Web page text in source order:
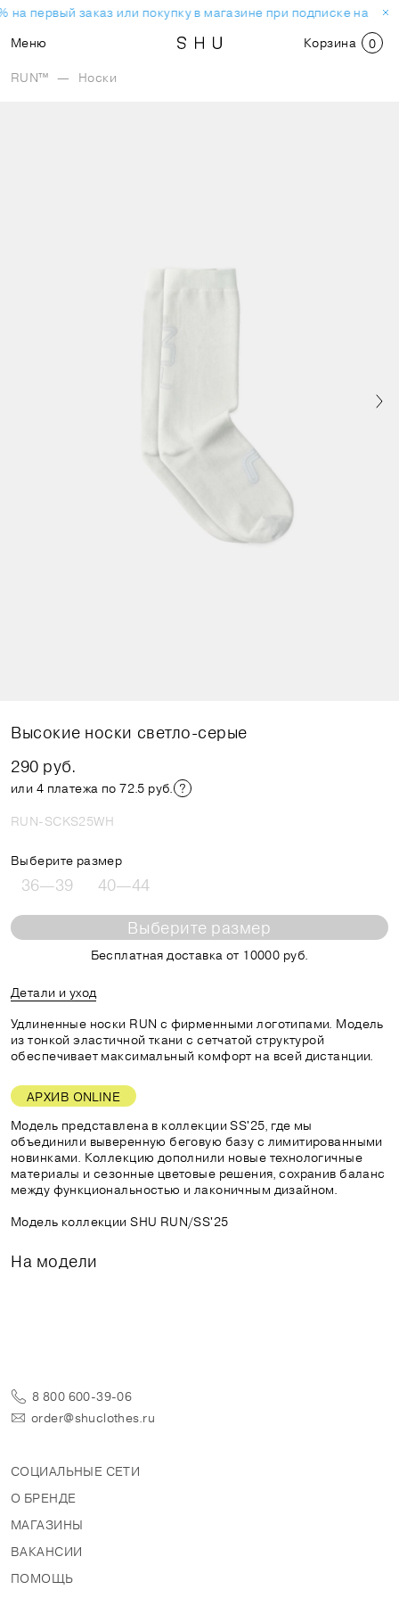
на первый заказ или покупку в магазине при подписке на
Меню
Корзина 0
RUN™ — Носки
Высокие носки светло-серые
290 руб.
или 4 платежа по 72.5 руб.
RUN-SCKS25WH
Выберите размер
36—39 40—44
Выберите размер
Бесплатная доставка от 10000 руб.
Детали и уход
Удлиненные носки RUN с фирменными логотипами. Модель
из тонкой эластичной ткани с сетчатой структурой
обеспечивает максимальный комфорт на всей дистанции.
АРХИВ ONLINE
Модель представлена в коллекции SS'25, где мы
объединили выверенную беговую базу с лимитированными
новинками. Коллекцию дополнили новые технологичные
материалы и сезонные цветовые решения, сохранив баланс
между функциональностью и лаконичным дизайном.
Модель коллекции SHU RUN/SS'25
На модели
8 800 600-39-06
order@shuclothes.ru
СОЦИАЛЬНЫЕ СЕТИ
О БРЕНДЕ
МАГАЗИНЫ
ВАКАНСИИ
ПОМОЩЬ